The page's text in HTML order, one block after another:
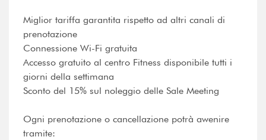
Miglior tariffa garantita rispetto ad altri canali di
prenotazione
Connessione Wi-Fi gratuita
Accesso gratuito al centro Fitness disponibile tutti i
giorni della settimana
Sconto del 15% sul noleggio delle Sale Meeting
Ogni prenotazione o cancellazione potrà awenire
tramite: